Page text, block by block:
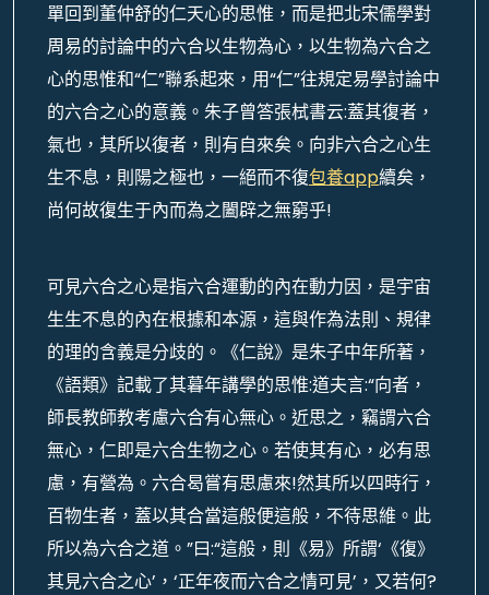
單回到董仲舒的仁天心的思惟，而是把北宋儒學對
周易的討論中的六合以生物為心，以生物為六合之
心的思惟和“仁”聯系起來，用“仁”往規定易學討論中
的六合之心的意義。朱子曾答張栻書云:蓋其復者，
氣也，其所以復者，則有自來矣。向非六合之心生
生不息，則陽之極也，一絕而不復包養app續矣，
尚何故復生于內而為之闔辟之無窮乎!
可見六合之心是指六合運動的內在動力因，是宇宙
生生不息的內在根據和本源，這與作為法則、規律
的理的含義是分歧的。《仁說》是朱子中年所著，
《語類》記載了其暮年講學的思惟:道夫言:“向者，
師長教師教考慮六合有心無心。近思之，竊謂六合
無心，仁即是六合生物之心。若使其有心，必有思
慮，有營為。六合曷嘗有思慮來!然其所以四時行，
百物生者，蓋以其合當這般便這般，不待思維。此
所以為六合之道。”曰:“這般，則《易》所謂‘《復》
其見六合之心’，‘正年夜而六合之情可見’，又若何?